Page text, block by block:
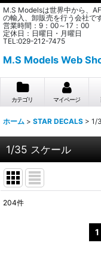
M.S Modelsは世界中から、
の輸入、卸販売を行う会社です
営業時間：9：00～17：00
定休日：日曜日・月曜日
TEL:029-212-7475
M.S Models Web
カテゴリ マイページ
ホーム > STAR DECALS > 1/
1/35 スケール
204件
1